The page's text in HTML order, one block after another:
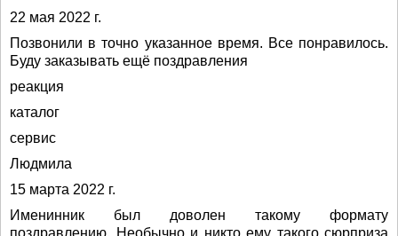
22 мая 2022 г.
Позвонили в точно указанное время. Все понравилось.
Буду заказывать ещё поздравления
реакция
каталог
сервис
Людмила
15 марта 2022 г.
Именинник был доволен такому формату
поздравлению. Необычно и никто ему такого сюрприза